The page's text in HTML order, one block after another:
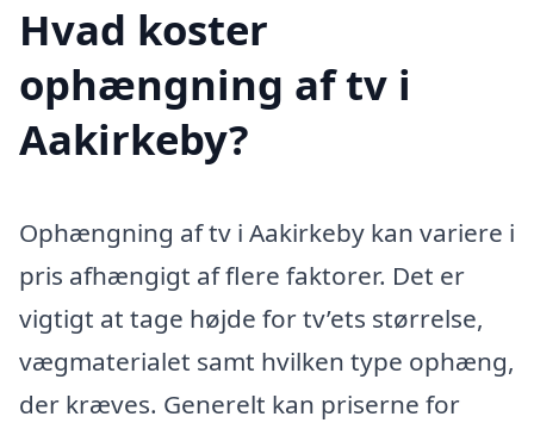
Hvad koster
ophængning af tv i
Aakirkeby?
Ophængning af tv i Aakirkeby kan variere i
pris afhængigt af flere faktorer. Det er
vigtigt at tage højde for tv’ets størrelse,
vægmaterialet samt hvilken type ophæng,
der kræves. Generelt kan priserne for